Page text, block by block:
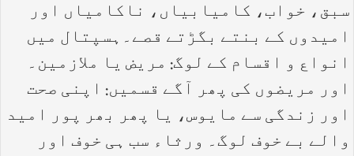
سبق، خواب، کامیابیاں، ناکامیاں اور
امیدوں کے بنتے بگڑتے قصے۔ہسپتال میں
انواع و اقسام کے لوگ: مریض یا ملازمین۔
اور مریضوں کی پھر آگے قسمیں: اپنی صحت
اور زندگی سے مایوس، یا پھر بھر پور امید
والے بے خوف لوگ۔ ورثاء سب ہی خوف اور